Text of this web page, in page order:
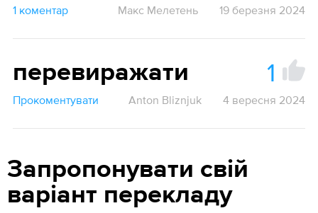
1 коментар Макс Мелетень 19 березня 2024
перевиражати 1
Прокоментувати Anton Bliznjuk 4 вересня 2024
Запропонувати свій
варіант перекладу